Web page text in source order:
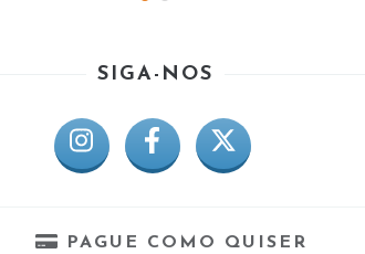
SIGA-NOS
PAGUE COMO QUISER